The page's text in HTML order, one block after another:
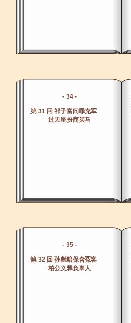
- 34 -
第 31 回 祁子富问罪充军
过天星扮商买马
- 35 -
第 32 回 孙彪暗保含冤客
柏公义释负辜人